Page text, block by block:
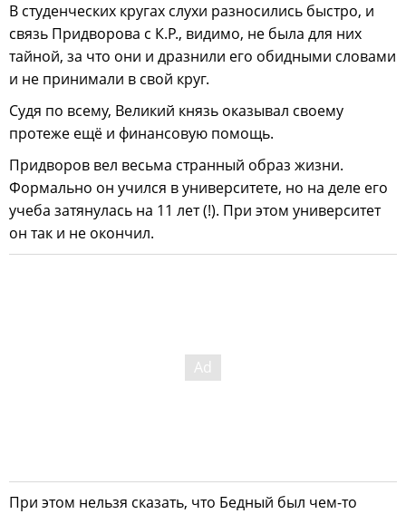
В студенческих кругах слухи разносились быстро, и
связь Придворова с К.Р., видимо, не была для них
тайной, за что они и дразнили его обидными словами
и не принимали в свой круг.
Судя по всему, Великий князь оказывал своему
протеже ещё и финансовую помощь.
Придворов вел весьма странный образ жизни.
Формально он учился в университете, но на деле его
учеба затянулась на 11 лет (!). При этом университет
он так и не окончил.
При этом нельзя сказать, что Бедный был чем-то